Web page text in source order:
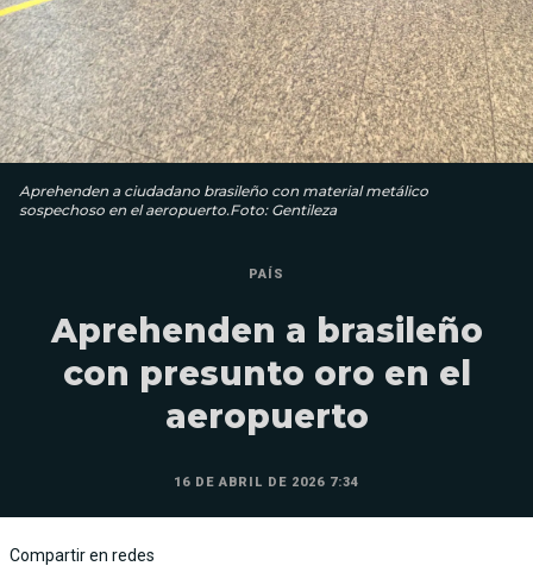
Aprehenden a ciudadano brasileño con material metálico
sospechoso en el aeropuerto.Foto: Gentileza
PAÍS
Aprehenden a brasileño
con presunto oro en el
aeropuerto
16 DE ABRIL DE 2026 7:34
Compartir en redes